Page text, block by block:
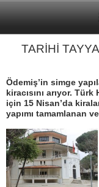
TARİHİ
Ödemiş’in simge
kiracısını arıyor.
için 15 Nisan’da
yapımı tamamlanan